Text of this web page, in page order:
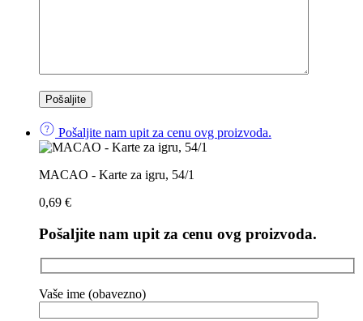
Pošaljite nam upit za cenu ovg proizvoda.
MACAO - Karte za igru, 54/1
0,69 €
Pošaljite nam upit za cenu ovg proizvoda.
Vaše ime (obavezno)